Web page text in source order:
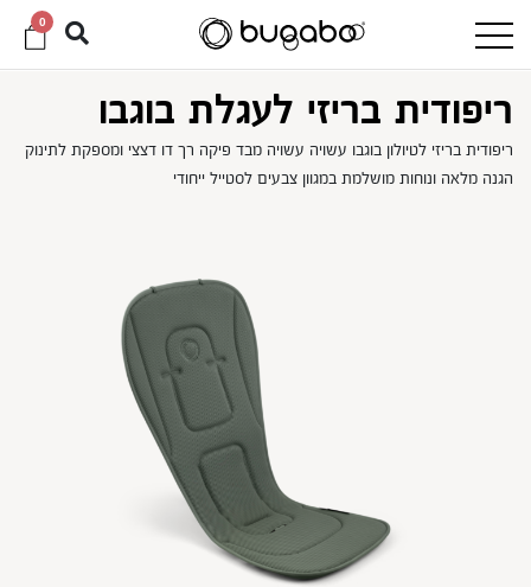
0
ריפודית בריזי לעגלת בוגבו
ריפודית בריזי לטיולון בוגבו עשויה עשויה מבד פיקה רך דו דצצי ומספקת לתינוק
הגנה מלאה ונוחות מושלמת במגוון צבעים לסטייל ייחודי